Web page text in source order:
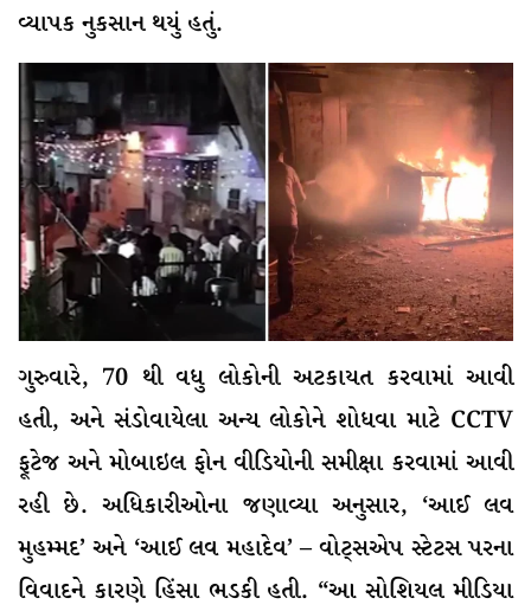
વ્યાપક નુકસાન થયું હતું.
ગુરુવારે, 70 થી વધુ લોકોની અટકાયત કરવામાં આવી
હતી, અને સંડોવાયેલા અન્ય લોકોને શોધવા માટે CCTV
ફૂટેજ અને મોબાઇલ ફોન વીડિયોની સમીક્ષા કરવામાં આવી
રહી છે. અધિકારીઓના જણાવ્યા અનુસાર, ‘આઈ લવ
મુહમ્મદ’ અને ‘આઈ લવ મહાદેવ’ – વોટ્સએપ સ્ટેટસ પરના
વિવાદને કારણે હિંસા ભડકી હતી. “આ સોશિયલ મીડિયા